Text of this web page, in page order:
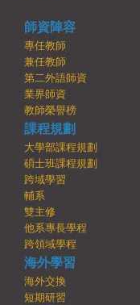
師資陣容
專任教師
兼任教師
第二外語師資
業界師資
教師榮譽榜
課程規劃
大學部課程規劃
碩士班課程規劃
跨域學習
輔系
雙主修
他系專長學程
跨領域學程
海外學習
海外交換
短期研習